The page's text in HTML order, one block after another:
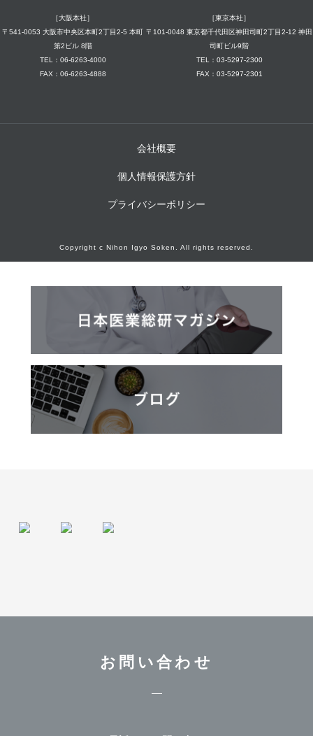
［大阪本社］
〒541-0053 大阪市中央区本町2丁目2-5 本町
第2ビル 8階
TEL：06-6263-4000
FAX：06-6263-4888
［東京本社］
〒101-0048 東京都千代田区神田司町2丁目2-12 神田
司町ビル9階
TEL：03-5297-2300
FAX：03-5297-2301
会社概要
個人情報保護方針
プライバシーポリシー
Copyright c Nihon Igyo Soken. All rights reserved.
お問い合わせ